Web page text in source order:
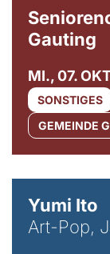
Gauting
MI., 07.
SONSTIGES
GEMEINDE
Yumi Ito
Art-Pop,